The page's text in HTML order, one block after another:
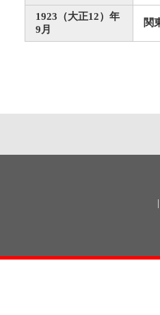
1923（大正12）年
9月
関